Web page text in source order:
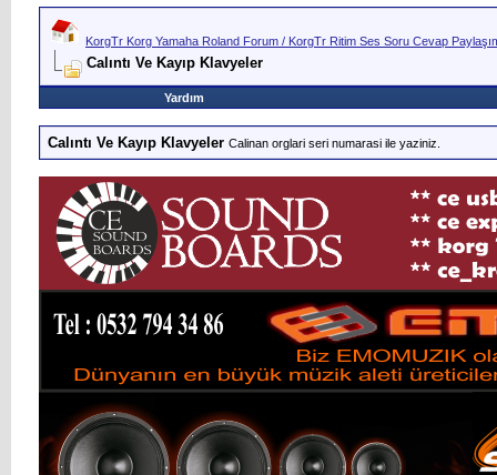
KorgTr Korg Yamaha Roland Forum / KorgTr Ritim Ses Soru Cevap
Calıntı Ve Kayıp Klavyeler
Yardım
Calıntı Ve Kayıp Klavyeler Calinan orglari seri numarasi ile yaziniz.